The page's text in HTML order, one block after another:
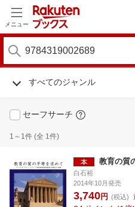
メニュー
すべてのジャンル
セーフサーチ
1～1件 (全 1件)
教育の質
白石裕
2014年10月発売
3,740円 (税込)